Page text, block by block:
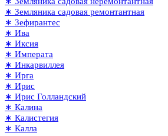
∗ Земляника садовая ремонтантная
∗ Зефирантес
∗ Ива
∗ Иксия
∗ Императа
∗ Инкарвиллея
∗ Ирга
∗ Ирис
∗ Ирис Голландский
∗ Калина
∗ Калистегия
∗ Калла